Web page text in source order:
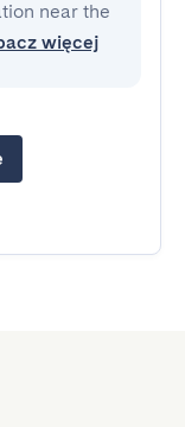
near the
więcej